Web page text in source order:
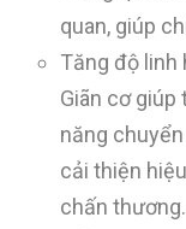
quan, giúp
Tăng độ linh
Giãn cơ giúp
năng
cải thiện
chấn thương.